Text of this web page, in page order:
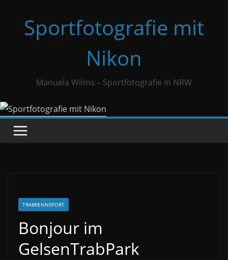
springenSportfotografie mit
Nikon
Manuela Wilms – Sportfotografie in NRW
TRABRENNSPORT
Bonjour im
GelsenTrabPark